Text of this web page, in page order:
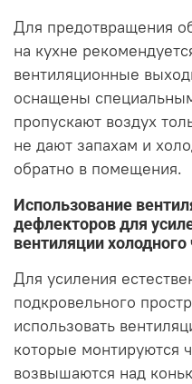
Для предотвращения
на кухне
вентиляционные
оснащены
пропускают воздух
не дают запахам и
обратно в помещения.
Использование
дефлекторов для
вентиляции холодного
Для усиления
подкровельного
использовать
которые монтируются
возвышаются над